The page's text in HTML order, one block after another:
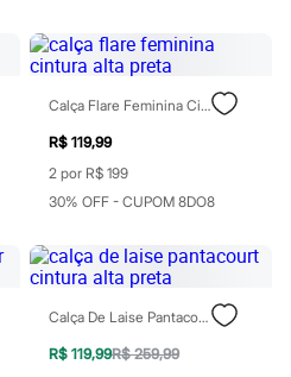
Calça Flare Feminina Cintura Alta Preta
R$ 119,99
2 por R$ 199
30% OFF - CUPOM 8DO8
Calça De Laise Pantacourt Cintura Alta Preta
R$ 119,99R$ 259,99